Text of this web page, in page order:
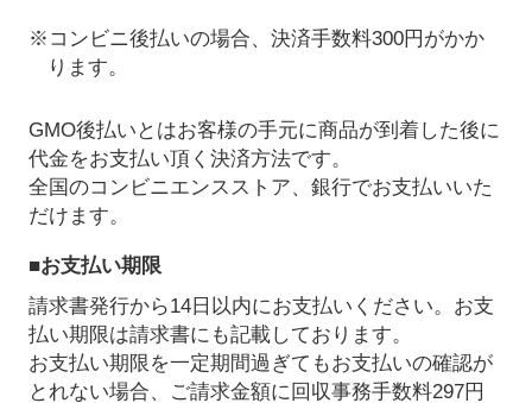
※コンビニ後払いの場合、決済手数料300円がかか
ります。
GMO後払いとはお客様の手元に商品が到着した後に
代金をお支払い頂く決済方法です。
全国のコンビニエンスストア、銀行でお支払いいた
だけます。
■お支払い期限
請求書発行から14日以内にお支払いください。お支
払い期限は請求書にも記載しております。
お支払い期限を一定期間過ぎてもお支払いの確認が
とれない場合、ご請求金額に回収事務手数料297円